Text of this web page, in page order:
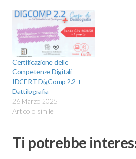
Certificazione delle
Competenze Digitali
IDCERT DigComp 2.2 +
Dattilografia
26 Marzo 2025
Articolo simile
Ti potrebbe